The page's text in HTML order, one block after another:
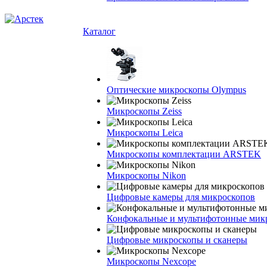
Каталог
Оптические микроскопы Olympus
Микроскопы Zeiss
Микроскопы Leica
Микроскопы комплектации ARSTEK
Микроскопы Nikon
Цифровые камеры для микроскопов
Конфокальные и мультифотонные
Цифровые микроскопы и сканеры
Микроскопы Nexcope